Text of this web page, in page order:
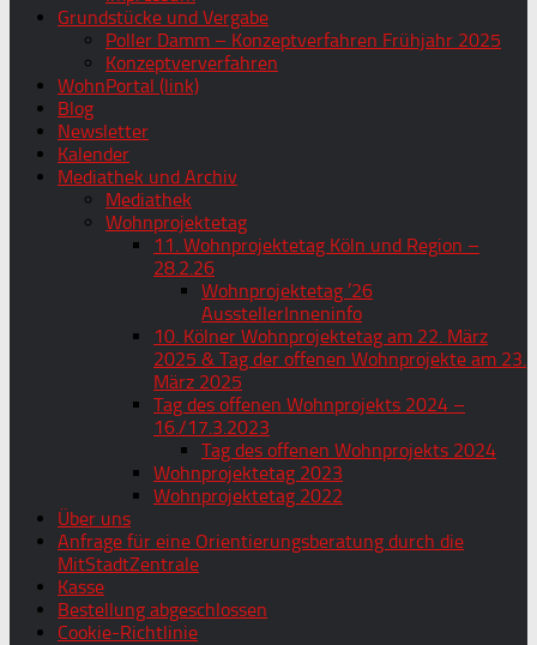
Grundstücke und Vergabe
Poller Damm – Konzeptverfahren Frühjahr 2025
Konzeptververfahren
WohnPortal (link)
Blog
Newsletter
Kalender
Mediathek und Archiv
Mediathek
Wohnprojektetag
11. Wohnprojektetag Köln und Region –
28.2.26
Wohnprojektetag ’26
AusstellerInneninfo
10. Kölner Wohnprojektetag am 22. März
2025 & Tag der offenen Wohnprojekte am 23.
März 2025
Tag des offenen Wohnprojekts 2024 –
16./17.3.2023
Tag des offenen Wohnprojekts 2024
Wohnprojektetag 2023
Wohnprojektetag 2022
Über uns
Anfrage für eine Orientierungsberatung durch die
MitStadtZentrale
Kasse
Bestellung abgeschlossen
Cookie-Richtlinie